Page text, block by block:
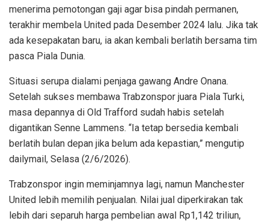
menerima pemotongan gaji agar bisa pindah permanen,
terakhir membela United pada Desember 2024 lalu. Jika tak
ada kesepakatan baru, ia akan kembali berlatih bersama tim
pasca Piala Dunia.
Situasi serupa dialami penjaga gawang Andre Onana.
Setelah sukses membawa Trabzonspor juara Piala Turki,
masa depannya di Old Trafford sudah habis setelah
digantikan Senne Lammens. “Ia tetap bersedia kembali
berlatih bulan depan jika belum ada kepastian,” mengutip
dailymail, Selasa (2/6/2026).
Trabzonspor ingin meminjamnya lagi, namun Manchester
United lebih memilih penjualan. Nilai jual diperkirakan tak
lebih dari separuh harga pembelian awal Rp1,142 triliun,